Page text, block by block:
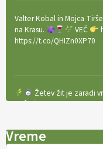
Valter Kobal in Mojca
na Krasu.
VEČ
https://t.co/QHIZn0XP70
Žetev žit je zaradi
VEČ
https://t.co/
Vreme